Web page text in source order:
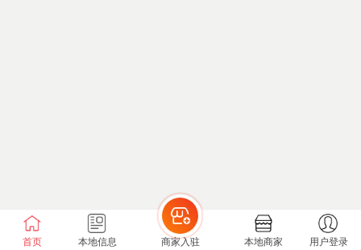
首页 本地信息 商家入驻 本地商家 用户登录